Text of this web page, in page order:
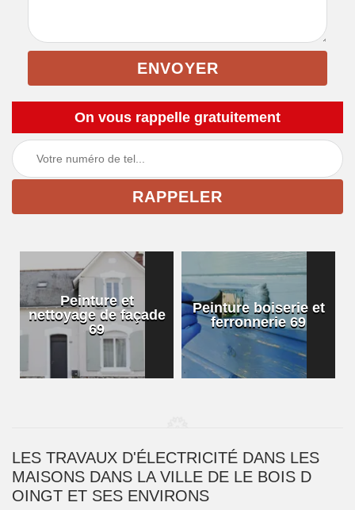
On vous rappelle gratuitement
Peinture et
nettoyage de façade
69
Peinture boiserie et
ferronnerie 69
LES TRAVAUX D'ÉLECTRICITÉ DANS LES
MAISONS DANS LA VILLE DE LE BOIS D
OINGT ET SES ENVIRONS